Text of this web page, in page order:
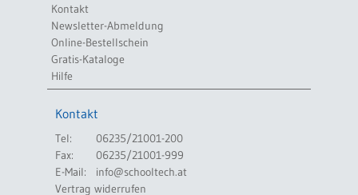
Kontakt
Newsletter-Abmeldung
Online-Bestellschein
Gratis-Kataloge
Hilfe
Kontakt
Tel:
06235/21001-200
Fax:
06235/21001-999
E-Mail:
info@schooltech.at
Vertrag widerrufen